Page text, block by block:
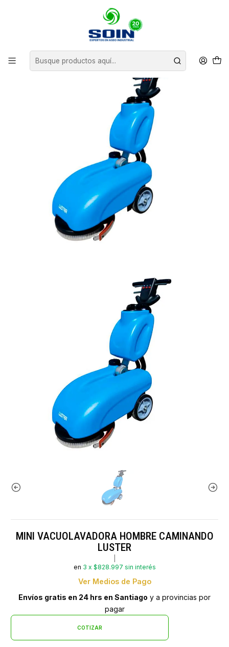
EQUIPOS DE ASEO
HOMBRE CAMINANDO
MINI VACUOLAVADORA HOMBRE CAMINANDO LUSTER
MINI VACUOLAVADORA HOMBRE CAMINANDO
LUSTER
en 3 x $828.997 sin interés
Ver Medios de Pago
Envíos gratis en 24 hrs en Santiago y a provincias por
pagar
COTIZAR